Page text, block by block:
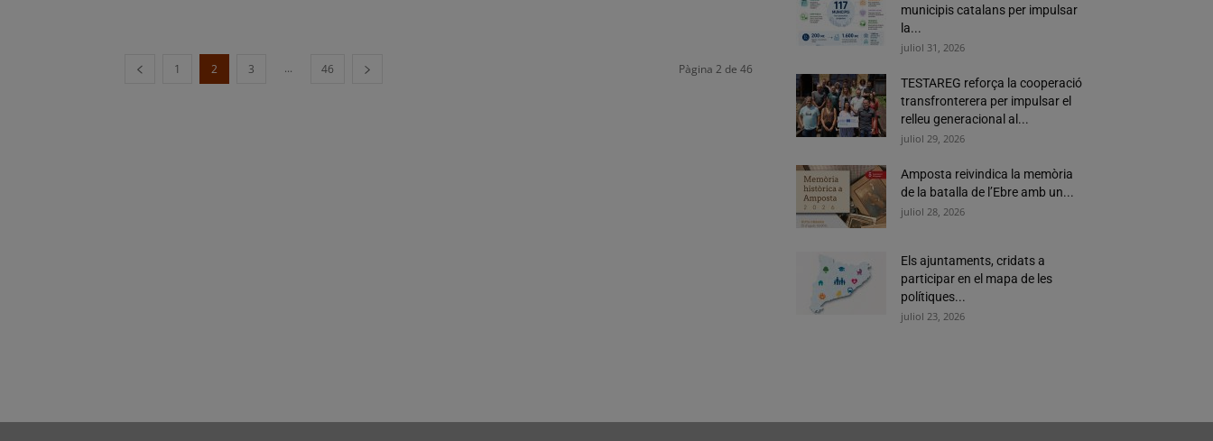
1 2 3 ... 46 Pàgina 2 de 46
municipis catalans per impulsar
la...
juliol 31, 2026
TESTAREG reforça la cooperació
transfronterera per impulsar el
relleu generacional al...
juliol 29, 2026
Amposta reivindica la memòria
de la batalla de l’Ebre amb un...
juliol 28, 2026
Els ajuntaments, cridats a
participar en el mapa de les
polítiques...
juliol 23, 2026